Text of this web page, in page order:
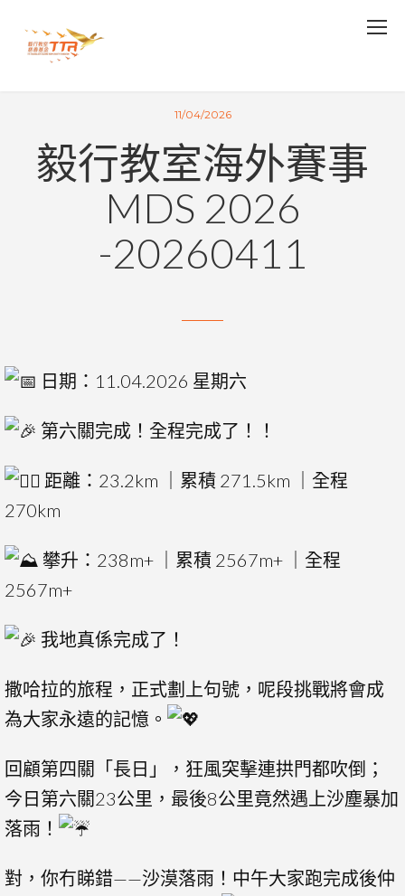
11/04/2026
毅行教室海外賽事
MDS 2026
-20260411
日期：11.04.2026 星期六
第六關完成！全程完成了！！
距離：23.2km ｜累積 271.5km ｜全程
270km
攀升：238m+ ｜累積 2567m+ ｜全程
2567m+
我地真係完成了！
撒哈拉的旅程，正式劃上句號，呢段挑戰將會成
為大家永遠的記憶。
回顧第四關「長日」，狂風突擊連拱門都吹倒；
今日第六關23公里，最後8公里竟然遇上沙塵暴加
落雨！
對，你冇睇錯——沙漠落雨！中午大家跑完成後仲